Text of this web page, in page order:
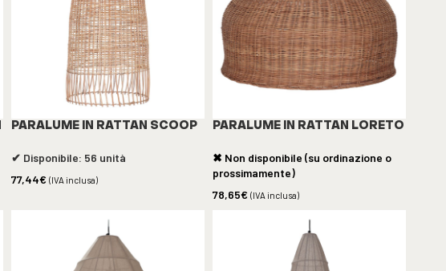
PARALUME IN RATTAN SCOOP
✔ Disponibile: 56 unità
77,44€ (IVA inclusa)
PARALUME IN RATTAN LORETO
✖ Non disponibile (su ordinazione o
prossimamente)
78,65€ (IVA inclusa)